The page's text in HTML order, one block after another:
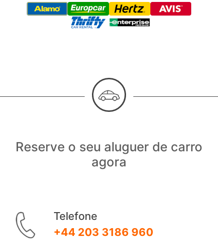
Reserve o seu aluguer de carro
agora
Telefone
+44 203 3186 960